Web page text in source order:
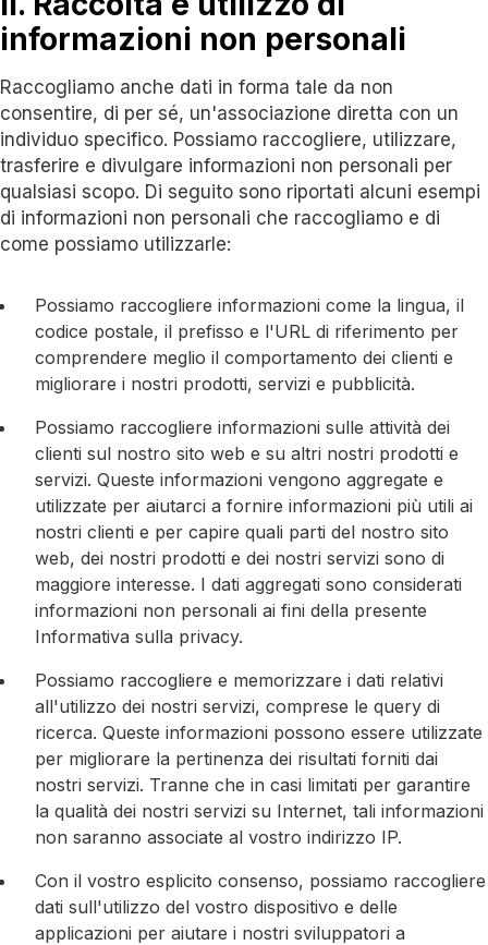
informazioni non personali
Raccogliamo anche dati in forma tale da non
consentire, di per sé, un'associazione diretta con un
individuo specifico. Possiamo raccogliere, utilizzare,
trasferire e divulgare informazioni non personali per
qualsiasi scopo. Di seguito sono riportati alcuni esempi
di informazioni non personali che raccogliamo e di
come possiamo utilizzarle:
Possiamo raccogliere informazioni come la lingua, il
codice postale, il prefisso e l'URL di riferimento per
comprendere meglio il comportamento dei clienti e
migliorare i nostri prodotti, servizi e pubblicità.
Possiamo raccogliere informazioni sulle attività dei
clienti sul nostro sito web e su altri nostri prodotti e
servizi. Queste informazioni vengono aggregate e
utilizzate per aiutarci a fornire informazioni più utili ai
nostri clienti e per capire quali parti del nostro sito
web, dei nostri prodotti e dei nostri servizi sono di
maggiore interesse. I dati aggregati sono considerati
informazioni non personali ai fini della presente
Informativa sulla privacy.
Possiamo raccogliere e memorizzare i dati relativi
all'utilizzo dei nostri servizi, comprese le query di
ricerca. Queste informazioni possono essere utilizzate
per migliorare la pertinenza dei risultati forniti dai
nostri servizi. Tranne che in casi limitati per garantire
la qualità dei nostri servizi su Internet, tali informazioni
non saranno associate al vostro indirizzo IP.
Con il vostro esplicito consenso, possiamo raccogliere
dati sull'utilizzo del vostro dispositivo e delle
applicazioni per aiutare i nostri sviluppatori a